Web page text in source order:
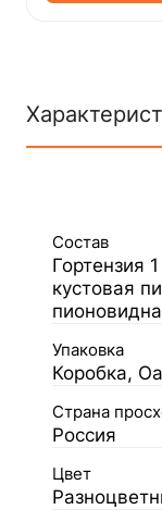
Состав
Гортензия
кустовая
Упаковка
Коробка,
Страна
Россия
Цвет